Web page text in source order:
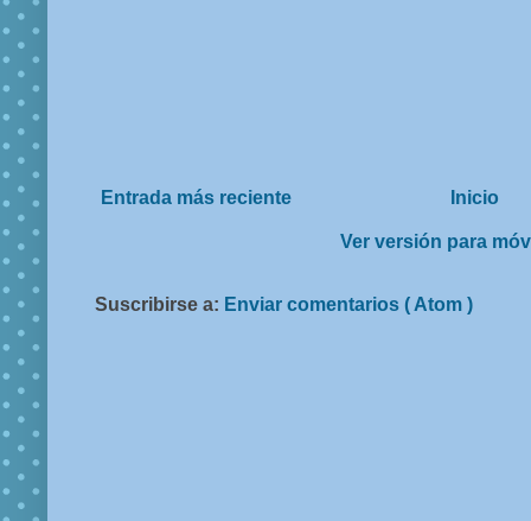
Entrada más reciente Inicio
Ver versión para
Suscribirse a: Enviar comentarios ( Atom )